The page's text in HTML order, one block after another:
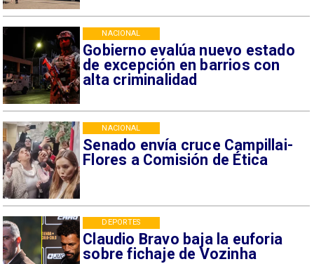
Gobierno evalúa nuevo estado
de excepción en barrios con
alta criminalidad
NACIONAL
Senado envía cruce Campillai-
Flores a Comisión de Ética
NACIONAL
Claudio Bravo baja la euforia
sobre fichaje de Vozinha
DEPORTES